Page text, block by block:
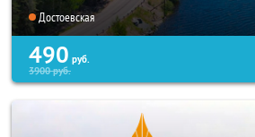
Достоевская
490 руб.
3900руб.